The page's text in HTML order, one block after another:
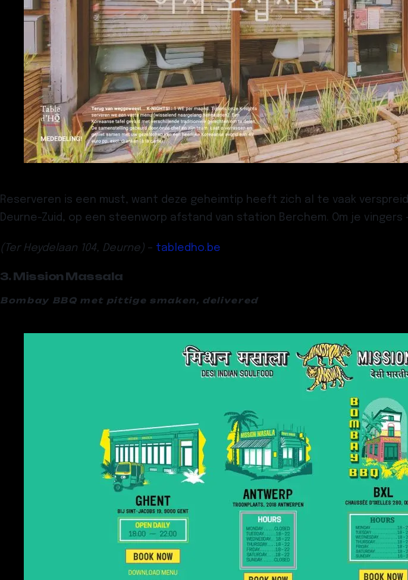
Reserveren is een must, want deze geheimtip heeft zich al te vaak
Deurne-Zuid, op een steenworp afstand van station Berchem. Om je
(Ter Heydelaan 104, Deurne) – tabledho.be
3. Mission Massala
Bombay BBQ met pittige smaken, delivered